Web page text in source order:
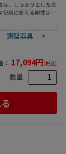
、しっかりとした余
使用に耐える剛性はも
、コゲつきにくく、
デルです。●アルミは
約13倍）、鍋全体
差が少なく、スープ
が分散してコゲつき
量：28L
調理器具
>
： 17,094円(税込)
数量